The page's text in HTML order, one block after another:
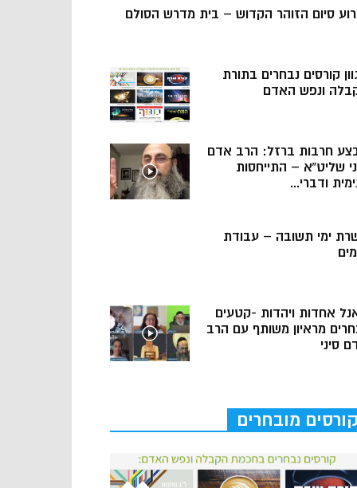
סיום הזוהר הקדוש – בית מדרש הסולם
קורסים נבחרים בתורת
ונפש האדם
חרבות ברזל: הרב אדם
שליט”א – התייחסות
ודברי...
ימי תשובה – עבודת
אחדות ויהדות -קטעים
מראיון משותף עם הרב
סיני
קורסים מובחרים